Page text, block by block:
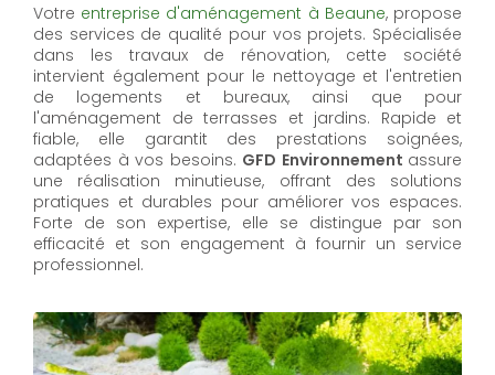
Votre entreprise d'aménagement à Beaune, propose
des services de qualité pour vos projets. Spécialisée
dans les travaux de rénovation, cette société
intervient également pour le nettoyage et l'entretien
de logements et bureaux, ainsi que pour
l'aménagement de terrasses et jardins. Rapide et
fiable, elle garantit des prestations soignées,
adaptées à vos besoins. GFD Environnement assure
une réalisation minutieuse, offrant des solutions
pratiques et durables pour améliorer vos espaces.
Forte de son expertise, elle se distingue par son
efficacité et son engagement à fournir un service
professionnel.